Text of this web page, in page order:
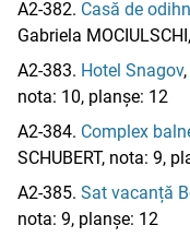
A2-382. Casă de
Gabriela
A2-383. Hotel Snagov
nota: 10, planșe: 12
A2-384. Complex
SCHUBERT, nota: 9,
A2-385. Sat vacanță
nota: 9, planșe: 12